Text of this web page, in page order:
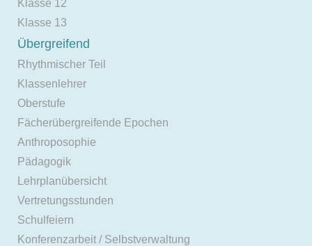
Klasse 12
Klasse 13
Übergreifend
Rhythmischer Teil
Klassenlehrer
Oberstufe
Fächerübergreifende Epochen
Anthroposophie
Pädagogik
Lehrplanübersicht
Vertretungsstunden
Schulfeiern
Konferenzarbeit / Selbstverwaltung